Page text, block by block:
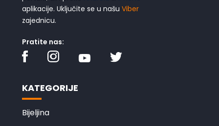
aplikacije. Uključite se u našu Viber
zajednicu.
Pratite nas:
KATEGORIJE
Bijeljina